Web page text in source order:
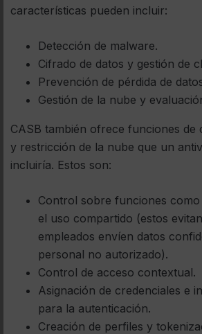
características pueden incluir:
Detección de malware.
Cifrado de datos y gestión de
Prevención de pérdida de
Gestión de la nube y
CASB también ofrece funciones de
y restricción de la nube que un
incluiría. Estos son:
Control sobre funciones
el uso compartido (estos
empleados envíen datos
personal no autorizado).
Control de acceso contextual.
Asignación de credenciales e
para la autenticación.
Creación de perfiles y